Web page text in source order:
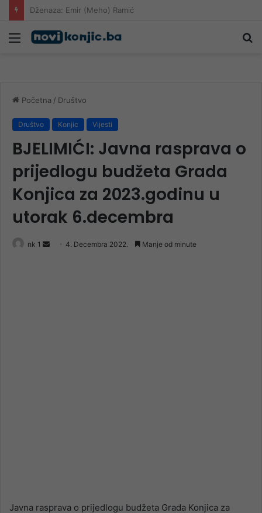
Meni
Početna / Društvo
Društvo Konjic Vijesti
BJELIMIĆI: Javna rasprava o
prijedlogu budžeta Grada
Konjica za 2023.godinu u
utorak 6.decembra
nk 1
Send 4. Decembra 2022. Manje od minute
Javna rasprava o prijedlogu budžeta Grada Konjica za